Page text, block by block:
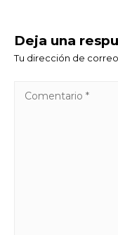
Deja una
Tu dirección de